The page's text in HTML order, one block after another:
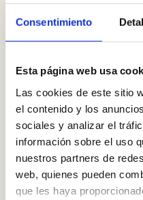
Consentimiento
Esta página web usa
Las cookies de este sitio
el contenido y los
sociales y analizar el
información sobre el uso
nuestros partners de
web, quienes pueden
que les haya
Grado Superior